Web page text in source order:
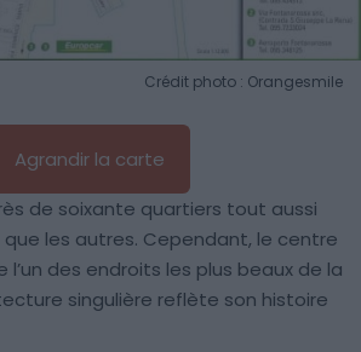
Crédit photo : Orangesmile
Agrandir la carte
de soixante quartiers tout aussi
les autres. Cependant, le centre
des endroits les plus beaux de la
singulière reflète son histoire